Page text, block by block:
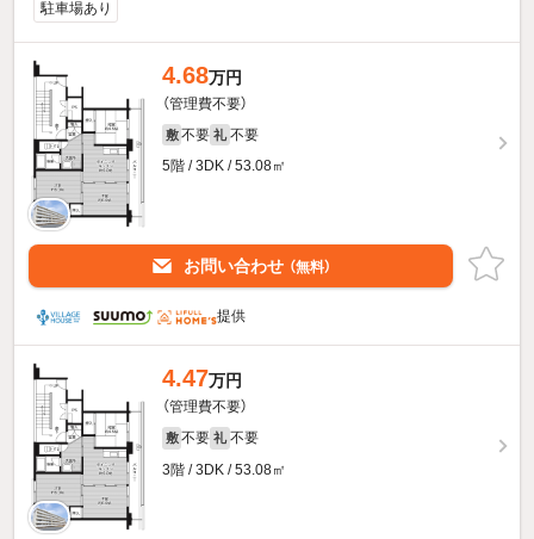
駐車場あり
4.68万円
（管理費不要）
敷 不要 礼 不要
5階 / 3DK / 53.08㎡
お問い合わせ （無料）
提供
4.47万円
（管理費不要）
敷 不要 礼 不要
3階 / 3DK / 53.08㎡